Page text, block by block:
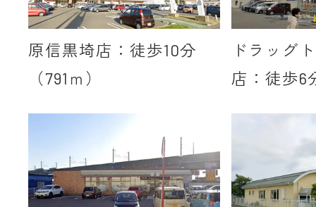
原信黒埼店：徒歩10分
（791ｍ）
ドラッグ
店：徒歩6